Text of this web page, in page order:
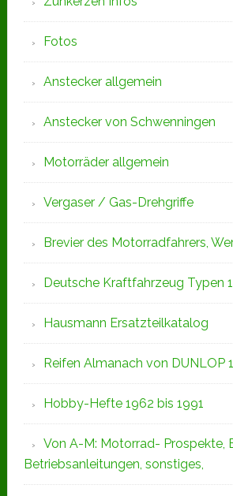
Fotos
Anstecker allgemein
Anstecker von Schwenningen
Motorräder allgemein
Vergaser / Gas-Drehgriffe
Brevier des Motorradfahrers,
Deutsche Kraftfahrzeug Typen
Hausmann Ersatzteilkatalog
Reifen Almanach von DUNLOP
Hobby-Hefte 1962 bis 1991
Von A-M: Motorrad- Prospekte,
Betriebsanleitungen, sonstiges,